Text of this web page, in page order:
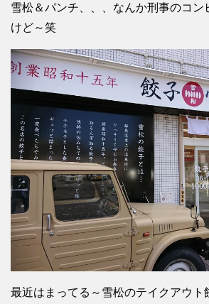
雪松＆パンチ、、、なんか刑事のコン
けど～笑
最近はまってる～雪松のテイクアウト